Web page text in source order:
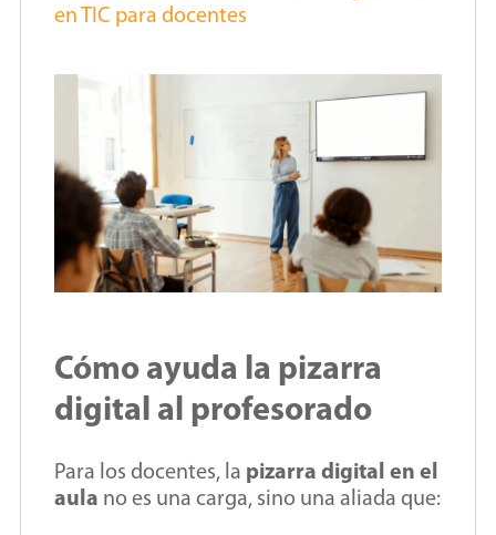
en TIC para docentes
Cómo ayuda la pizarra
digital al profesorado
Para los docentes, la pizarra digital en el
aula no es una carga, sino una aliada que: